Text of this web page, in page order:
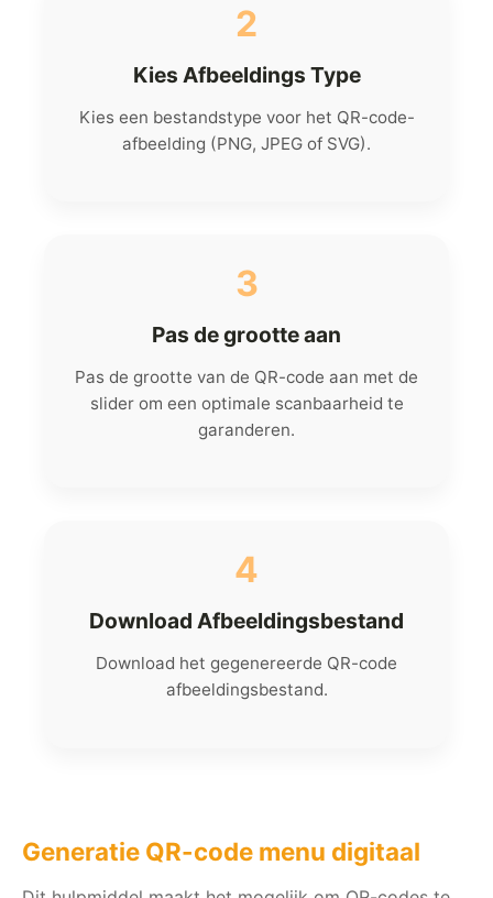
2
Kies Afbeeldings Type
Kies een bestandstype voor het QR-code-
afbeelding (PNG, JPEG of SVG).
3
Pas de grootte aan
Pas de grootte van de QR-code aan met de
slider om een optimale scanbaarheid te
garanderen.
4
Download Afbeeldingsbestand
Download het gegenereerde QR-code
afbeeldingsbestand.
Generatie QR-code menu digitaal